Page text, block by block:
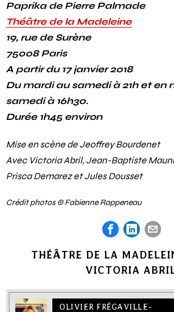
Paprika de Pierre Palmade
Théâtre de la Madeleine
19, rue de Surène
75008 Paris
A partir du 17 janvier 2018
Du mardi au samedi à 21h et en
samedi à 16h30.
Durée 1h45 environ
Mise en scène de Jeoffrey Bourdenet
Avec Victoria Abril, Jean-Baptiste
Prisca Demarez et Jules Dousset
Crédit photos © Fabienne Rappeneau
THÉÂTRE DE LA
VICTORIA
OLIVIER FRÉGAVILLE-